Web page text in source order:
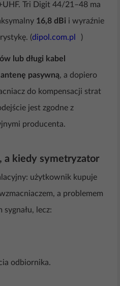
Tri Digit 44/21–48 ma
16,8 dBi i wyraźnie
(dipol.com.pl )
lub długi kabel
antenę pasywną, a dopiero
do kompensacji strat
jest zgodne z
producenta.
a kiedy symetryzator
użytkownik kupuje
a problemem
lecz:
odbiornika.